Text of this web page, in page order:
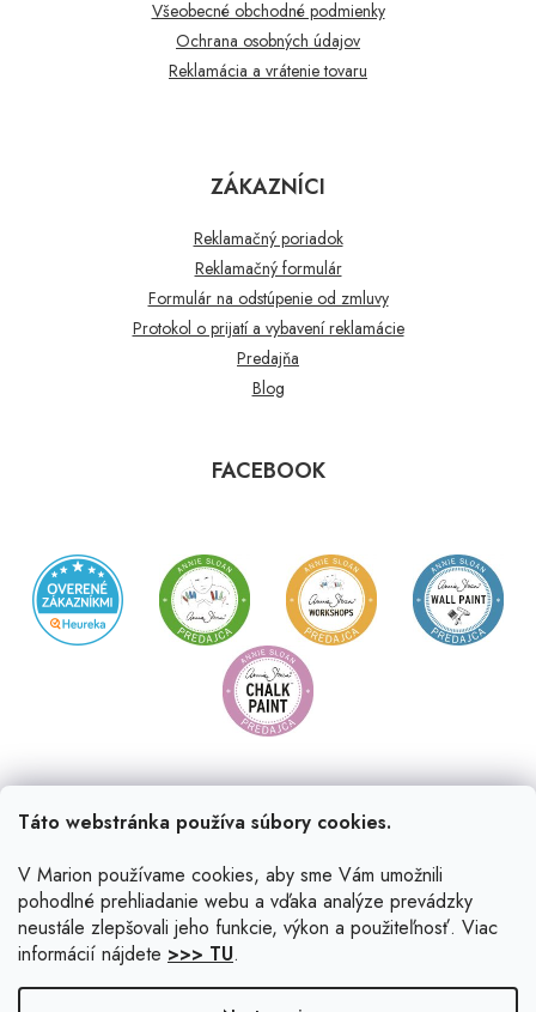
Táto webstránka používa súbory cookies.
V Marion používame cookies, aby sme Vám umožnili
pohodlné prehliadanie webu a vďaka analýze prevádzky
neustále zlepšovali jeho funkcie, výkon a použiteľnosť. Viac
informácií nájdete >>> TU.
Všeobecné obchodné podmienky
Ochrana osobných údajov
Reklamácia a vrátenie tovaru
ZÁKAZNÍCI
Reklamačný poriadok
Reklamačný formulár
Formulár na odstúpenie od zmluvy
Protokol o prijatí a vybavení reklamácie
Predajňa
Blog
FACEBOOK
Vytvoril Shoptet|Upravil Balkys